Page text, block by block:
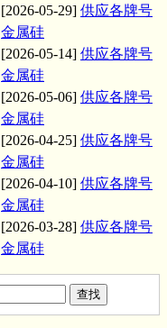
[2026-05-29] 供应各牌号
金属硅
[2026-05-14] 供应各牌号
金属硅
[2026-05-06] 供应各牌号
金属硅
[2026-04-25] 供应各牌号
金属硅
[2026-04-10] 供应各牌号
金属硅
[2026-03-28] 供应各牌号
金属硅